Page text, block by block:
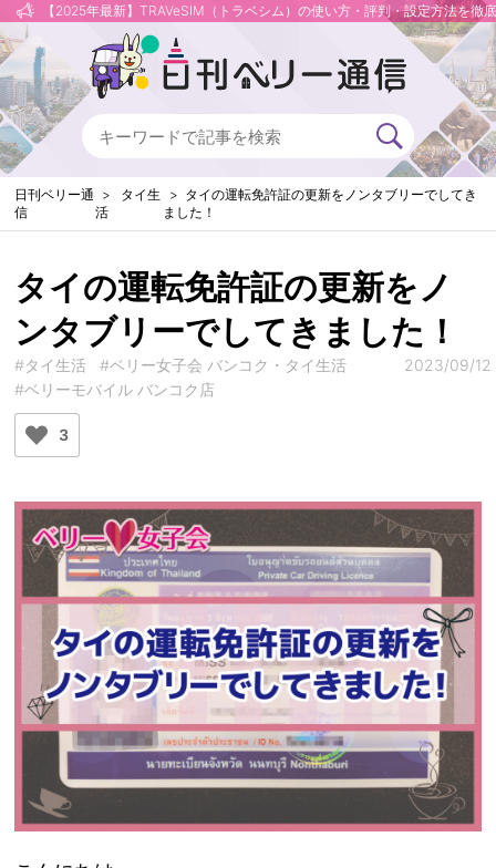
【2025年最新】TRAVeSIM（トラベシム）の使い方・評判・設定方法を徹
日刊ベリー通
信
タイ生
活
タイの運転免許証の更新をノンタブリーでしてき
ました！
タイの運転免許証の更新をノ
ンタブリーでしてきました！
#タイ生活
#ベリー女子会 バンコク・タイ生活
#ベリーモバイル バンコク店
2023/09/12
3